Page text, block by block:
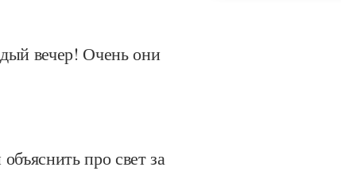
вечер! Очень они
про свет за